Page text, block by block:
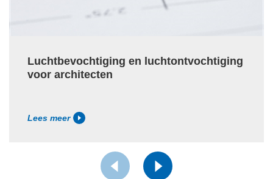
Luchtbevochtiging en luchtontvochtiging
voor architecten
Lees meer